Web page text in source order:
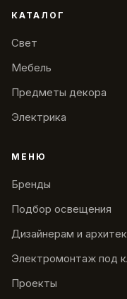
КАТАЛОГ
Свет
Мебель
Предметы декора
Электрика
МЕНЮ
Бренды
Подбор освещения
Дизайнерам и
Электромонтаж под
Проекты